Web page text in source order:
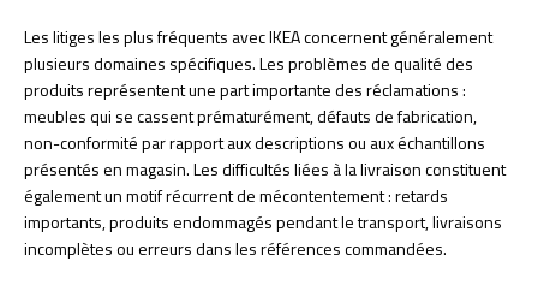
Les litiges les plus fréquents avec IKEA concernent généralement
plusieurs domaines spécifiques. Les problèmes de qualité des
produits représentent une part importante des réclamations :
meubles qui se cassent prématurément, défauts de fabrication,
non-conformité par rapport aux descriptions ou aux échantillons
présentés en magasin. Les difficultés liées à la livraison constituent
également un motif récurrent de mécontentement : retards
importants, produits endommagés pendant le transport, livraisons
incomplètes ou erreurs dans les références commandées.